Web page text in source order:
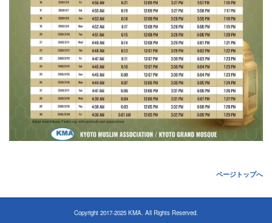
ページトップへ
Copyright 2017-2025 KMA. All Rights Reserved.